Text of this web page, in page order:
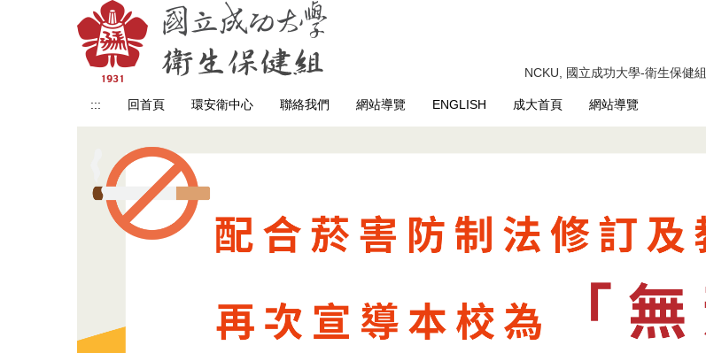
NCKU, 國立成功大學-衛生保健組
::: 回首頁 環安衛中心 聯絡我們 網站導覽 ENGLISH 成大首頁 網站導覽